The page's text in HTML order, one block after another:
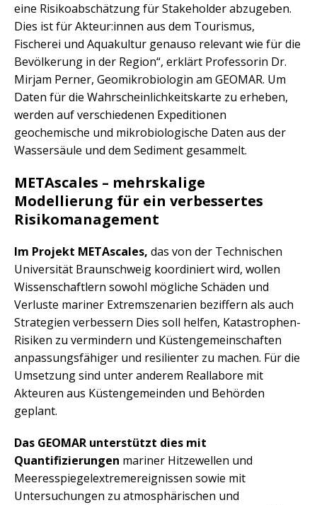
eine Risikoabschätzung für Stakeholder abzugeben.
Dies ist für Akteur:innen aus dem Tourismus,
Fischerei und Aquakultur genauso relevant wie für die
Bevölkerung in der Region“, erklärt Professorin Dr.
Mirjam Perner, Geomikrobiologin am GEOMAR. Um
Daten für die Wahrscheinlichkeitskarte zu erheben,
werden auf verschiedenen Expeditionen
geochemische und mikrobiologische Daten aus der
Wassersäule und dem Sediment gesammelt.
METAscales – mehrskalige
Modellierung für ein verbessertes
Risikomanagement
Im Projekt METAscales, das von der Technischen
Universität Braunschweig koordiniert wird, wollen
Wissenschaftlern sowohl mögliche Schäden und
Verluste mariner Extremszenarien beziffern als auch
Strategien verbessern Dies soll helfen, Katastrophen-
Risiken zu vermindern und Küstengemeinschaften
anpassungsfähiger und resilienter zu machen. Für die
Umsetzung sind unter anderem Reallabore mit
Akteuren aus Küstengemeinden und Behörden
geplant.
Das GEOMAR unterstützt dies mit
Quantifizierungen mariner Hitzewellen und
Meeresspiegelextremereignissen sowie mit
Untersuchungen zu atmosphärischen und